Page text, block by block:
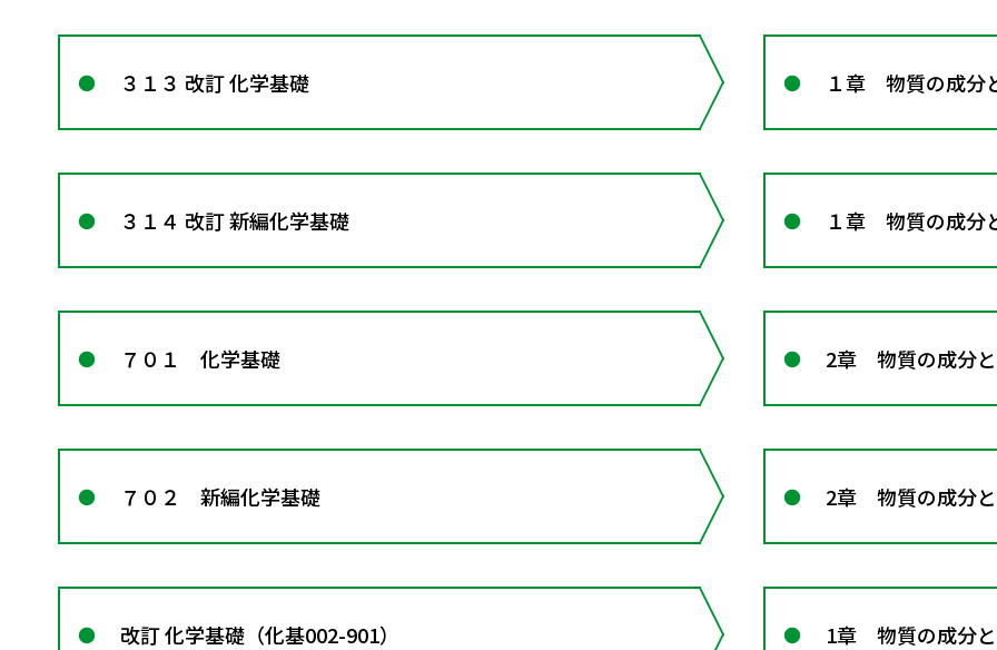
３１３ 改訂 化学基礎 １章 物質の成分
３１４ 改訂 新編化学基礎 １章 物質の成分
７０１ 化学基礎 2章 物質の成分
７０２ 新編化学基礎 2章 物質の成分
改訂 化学基礎（化基002-901） 1章 物質の成分